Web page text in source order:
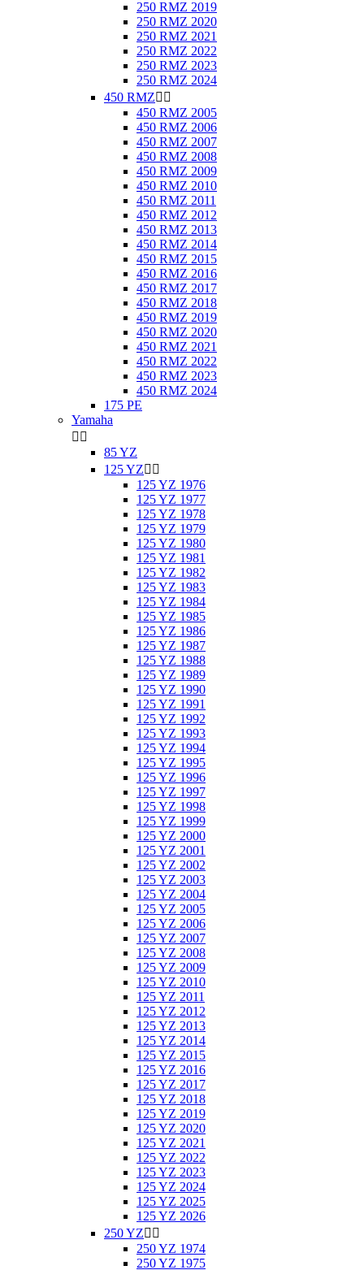
250 RMZ 2019
250 RMZ 2020
250 RMZ 2021
250 RMZ 2022
250 RMZ 2023
250 RMZ 2024
450 RMZ 
450 RMZ 2005
450 RMZ 2006
450 RMZ 2007
450 RMZ 2008
450 RMZ 2009
450 RMZ 2010
450 RMZ 2011
450 RMZ 2012
450 RMZ 2013
450 RMZ 2014
450 RMZ 2015
450 RMZ 2016
450 RMZ 2017
450 RMZ 2018
450 RMZ 2019
450 RMZ 2020
450 RMZ 2021
450 RMZ 2022
450 RMZ 2023
450 RMZ 2024
175 PE
Yamaha
 
85 YZ
125 YZ 
125 YZ 1976
125 YZ 1977
125 YZ 1978
125 YZ 1979
125 YZ 1980
125 YZ 1981
125 YZ 1982
125 YZ 1983
125 YZ 1984
125 YZ 1985
125 YZ 1986
125 YZ 1987
125 YZ 1988
125 YZ 1989
125 YZ 1990
125 YZ 1991
125 YZ 1992
125 YZ 1993
125 YZ 1994
125 YZ 1995
125 YZ 1996
125 YZ 1997
125 YZ 1998
125 YZ 1999
125 YZ 2000
125 YZ 2001
125 YZ 2002
125 YZ 2003
125 YZ 2004
125 YZ 2005
125 YZ 2006
125 YZ 2007
125 YZ 2008
125 YZ 2009
125 YZ 2010
125 YZ 2011
125 YZ 2012
125 YZ 2013
125 YZ 2014
125 YZ 2015
125 YZ 2016
125 YZ 2017
125 YZ 2018
125 YZ 2019
125 YZ 2020
125 YZ 2021
125 YZ 2022
125 YZ 2023
125 YZ 2024
125 YZ 2025
125 YZ 2026
250 YZ 
250 YZ 1974
250 YZ 1975